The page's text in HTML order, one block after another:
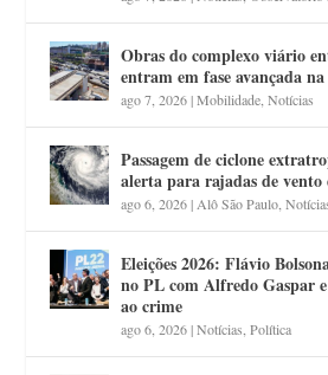
Obras do complexo viário
entram em fase avançada
ago 7, 2026|Mobilidade,Notícias
Passagem de ciclone
alerta para rajadas de
ago 6, 2026|Alô São Paulo,
Eleições 2026: Flávio
no PL com Alfredo Gaspar
ao crime
ago 6, 2026|Notícias,Política